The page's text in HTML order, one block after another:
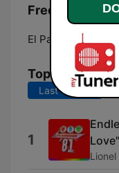
Frequencies
El Paso: 101.3 FM
Top Songs
Last 7 days
1
Lionel